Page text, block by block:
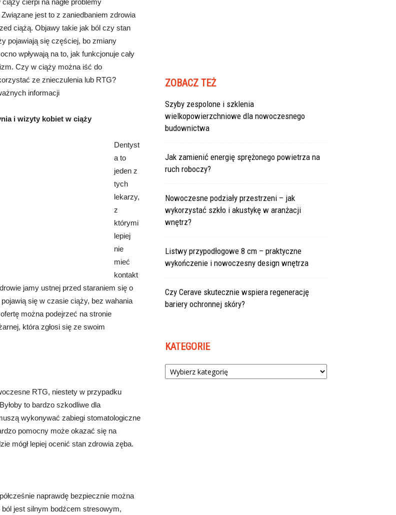
cierpi na nagłe problemy
jest to z zaniedbaniem zdrowia
ciążą. Objawy takie jak ból czy stan
pojawiają się częściej, bo zmiany
wpływają na to, jak funkcjonuje cały
Czy w ciąży można iść do
ze znieczulenia lub RTG?
informacji
i wizyty kobiet w ciąży
Dentyst
a to
jeden z
tych
lekarzy,
z
którymi
lepiej
nie
mieć
kontakt
jamy ustnej przed staraniem się o
się w czasie ciąży, bez wahania
można podejrzeć na stronie
która zgłosi się ze swoim
RTG, niestety w przypadku
to bardzo szkodliwe dla
wykonywać zabiegi stomatologiczne
pomocny może okazać się na
mógł lepiej ocenić stan zdrowia zęba.
naprawdę bezpiecznie można
jest silnym bodźcem stresowym,
ZOBACZ TEŻ
Szyby zespolone i szklenia
wielkopowierzchniowe dla nowoczesnego
budownictwa
Jak zamienić energię sprężonego powietrza na
ruch roboczy?
Nowoczesne podziały przestrzeni – jak
wykorzystać szkło i akustykę w aranżacji
wnętrz?
Listwy przypodłogowe 8 cm – praktyczne
wykończenie i nowoczesny design wnętrza
Czy Cerave skutecznie wspiera regenerację
bariery ochronnej skóry?
KATEGORIE
Kategorie